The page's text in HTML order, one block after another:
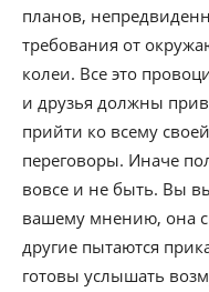
планов,
требования от
колеи. Все это
и друзья должны
прийти ко всему
переговоры. Иначе
вовсе и не быть. Вы
вашему мнению, она
другие пытаются
готовы услышать